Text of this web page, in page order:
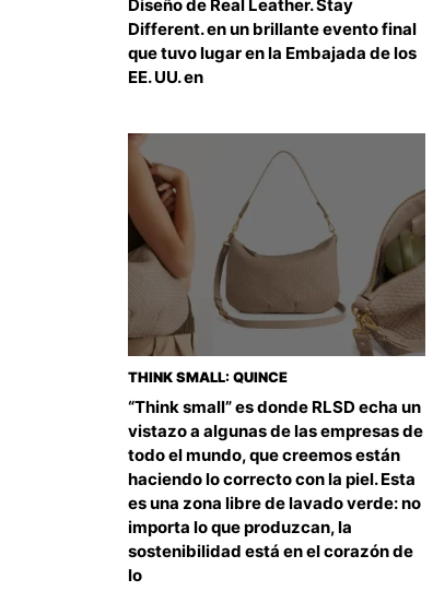
Diseño de Real Leather. Stay
Different. en un brillante evento final
que tuvo lugar en la Embajada de los
EE. UU. en
THINK SMALL: QUINCE
“Think small” es donde RLSD echa un
vistazo a algunas de las empresas de
todo el mundo, que creemos están
haciendo lo correcto con la piel. Esta
es una zona libre de lavado verde: no
importa lo que produzcan, la
sostenibilidad está en el corazón de
lo